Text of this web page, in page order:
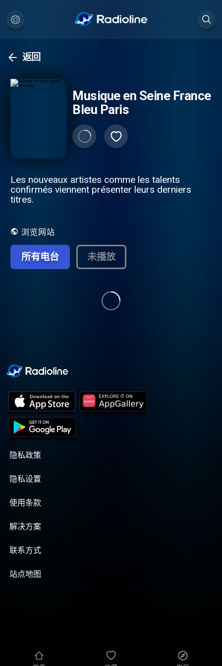
返回
Musique en Seine France
Bleu Paris
Les nouveaux artistes comme les talents
confirmés viennent présenter leurs derniers
titres.
浏览网站
所有电台 未播放
隐私政策
隐私设置
使用条款
解决方案
联系方式
站点地图